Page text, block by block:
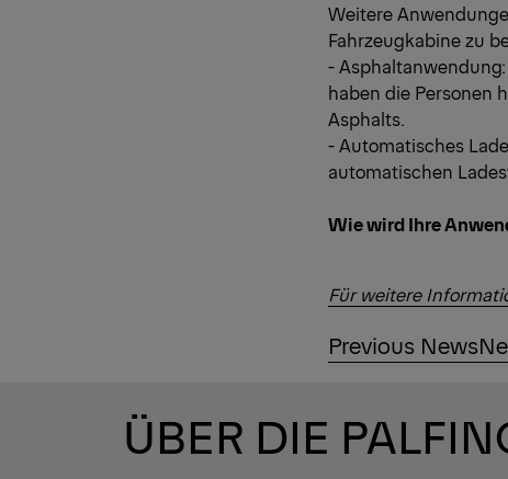
Weitere
Fahrzeugkabine zu
-
haben die Personen
Asphalts.
- Automatisches
automatischen
Wie wird Ihre
Für weitere
Previous News
ÜBER DIE